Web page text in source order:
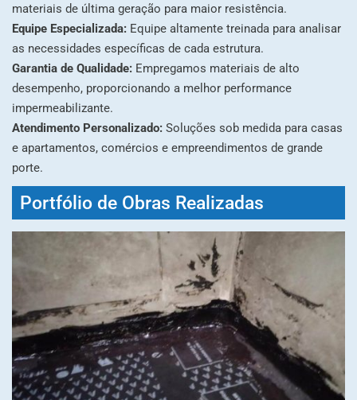
materiais de última geração para maior resistência.
Equipe Especializada: Equipe altamente treinada para analisar
as necessidades específicas de cada estrutura.
Garantia de Qualidade: Empregamos materiais de alto
desempenho, proporcionando a melhor performance
impermeabilizante.
Atendimento Personalizado: Soluções sob medida para casas
e apartamentos, comércios e empreendimentos de grande
porte.
Portfólio de Obras Realizadas